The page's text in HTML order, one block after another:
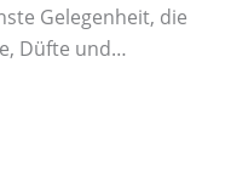
Gelegenheit, die
Düfte und…